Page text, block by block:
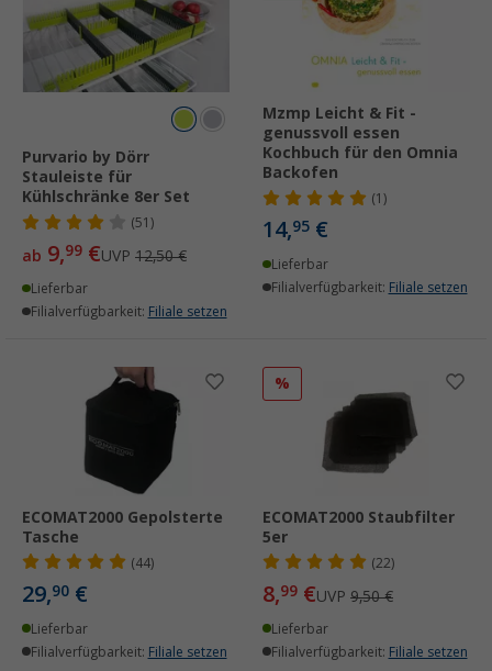
Purvario by Dörr
Stauleiste für
Kühlschränke 8er Set
(51)
ab 9,99 €UVP 12,50 €
Lieferbar
Filialverfügbarkeit: Filiale setzen
Mzmp Leicht & Fit -
genussvoll essen
Kochbuch für den Omnia
Backofen
(1)
14,95 €
Lieferbar
Filialverfügbarkeit: Filiale setzen
ECOMAT2000 Gepolsterte
Tasche
(44)
29,90 €
Lieferbar
Filialverfügbarkeit: Filiale setzen
%
ECOMAT2000 Staubfilter
5er
(22)
8,99 €UVP 9,50 €
Lieferbar
Filialverfügbarkeit: Filiale setzen